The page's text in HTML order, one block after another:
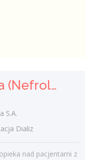
Lekarz Specjalista (Nefrolog / Internista) (K/M/N)
S.A.
Dializ
nad pacjentami z